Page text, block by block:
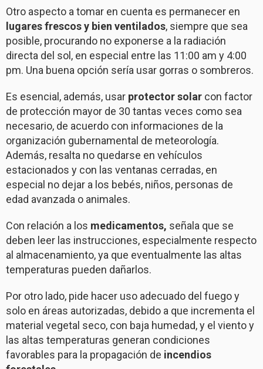
Otro aspecto a tomar en cuenta es permanecer en
lugares frescos y bien ventilados, siempre que sea
posible, procurando no exponerse a la radiación
directa del sol, en especial entre las 11:00 am y 4:00
pm. Una buena opción sería usar gorras o sombreros.
Es esencial, además, usar protector solar con factor
de protección mayor de 30 tantas veces como sea
necesario, de acuerdo con informaciones de la
organización gubernamental de meteorología.
Además, resalta no quedarse en vehículos
estacionados y con las ventanas cerradas, en
especial no dejar a los bebés, niños, personas de
edad avanzada o animales.
Con relación a los medicamentos, señala que se
deben leer las instrucciones, especialmente respecto
al almacenamiento, ya que eventualmente las altas
temperaturas pueden dañarlos.
Por otro lado, pide hacer uso adecuado del fuego y
solo en áreas autorizadas, debido a que incrementa el
material vegetal seco, con baja humedad, y el viento y
las altas temperaturas generan condiciones
favorables para la propagación de incendios